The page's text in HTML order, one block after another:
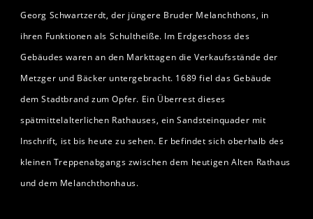
Georg Schwartzerdt, der jüngere Bruder Melanchthons, in
ihren Funktionen als Schultheiße. Im Erdgeschoss des
Gebäudes waren an den Markttagen die Verkaufsstände der
Metzger und Bäcker untergebracht. 1689 fiel das Gebäude
dem Stadtbrand zum Opfer. Ein Überrest dieses
spätmittelalterlichen Rathauses, ein Sandsteinquader mit
Inschrift, ist bis heute zu sehen. Er befindet sich oberhalb des
kleinen Treppenabgangs zwischen dem heutigen Alten Rathaus
und dem Melanchthonhaus.